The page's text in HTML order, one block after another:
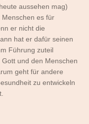
aussehen mag)
es für
er nicht die
hat er dafür seinen
Führung zuteil
und den Menschen
geht für andere
zu entwickeln